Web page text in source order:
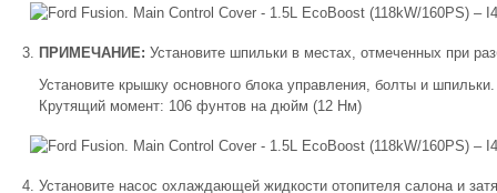
ПРИМЕЧАНИЕ: Установите шпильки в местах, отмеченных при
Установите крышку основного блока управления, болты и шпильки.
Крутящий момент: 106 фунтов на дюйм (12 Нм)
Установите насос охлаждающей жидкости отопителя салона и